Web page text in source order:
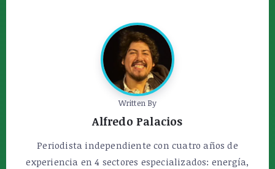
Written By
Alfredo Palacios
Periodista independiente con cuatro años de
experiencia en 4 sectores especializados: energía,